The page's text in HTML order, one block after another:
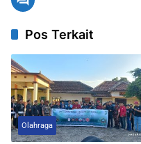
Pos Terkait
Olahraga